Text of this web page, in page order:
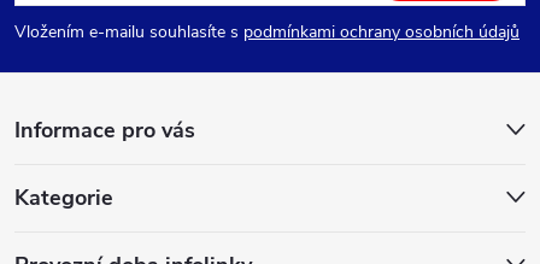
p
a
Vložením e-mailu souhlasíte s podmínkami ochrany osobních údajů
Informace pro vás
Kategorie